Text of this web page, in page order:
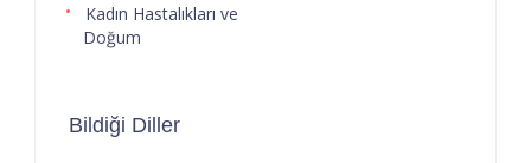
Kadın Hastalıkları ve
Doğum
Bildiği Diller